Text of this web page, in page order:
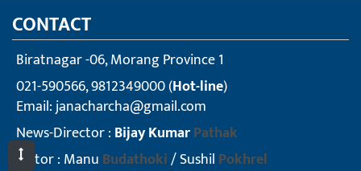
CONTACT
Biratnagar -06, Morang Province 1
021-590566, 9812349000 (Hot-line)
Email:janacharcha@gmail.com
News-Director : Bijay KumarPathak
Editor : Manu Budathoki/ Sushil Pokhrel